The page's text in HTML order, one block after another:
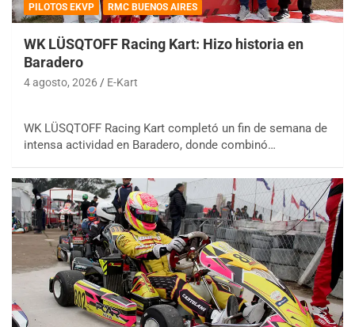
PILOTOS EKVP RMC BUENOS AIRES
WK LÜSQTOFF Racing Kart: Hizo historia en
Baradero
4 agosto, 2026 E-Kart
WK LÜSQTOFF Racing Kart completó un fin de semana de
intensa actividad en Baradero, donde combinó…